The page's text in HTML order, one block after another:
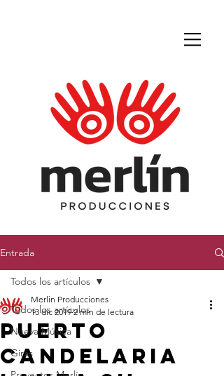
Entrada
Todos los artículos
Nueva Música
Giras
Todos los artículos
Puerto
Candelaria
Merlin Producciones
13 dic 2019 2 min de lectura